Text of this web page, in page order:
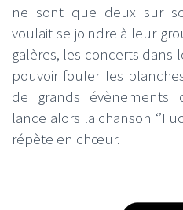
ne sont que deux sur
voulait se joindre à leur
galères, les concerts dans
pouvoir fouler les
de grands évènements
lance alors la chanson
répète en chœur.